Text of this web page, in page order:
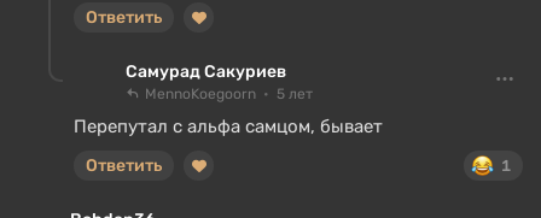
Ответить
Самурад Сакуриев
MennoKoegoorn 5 лет
Перепутал с альфа самцом, бывает
1
Ответить